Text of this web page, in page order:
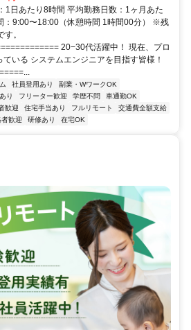
1日あたり8時間 平均勤務日数：1ヶ月あた
：9:00〜18:00（休憩時間 1時間00分） ※残
。
20−30代活躍中！ 現在、プロ
いる システムエンジニアを目指す皆様！
社員登用あり
副業・WワークOK
り フリーター歓迎 学歴不問
車通勤OK
歓迎 住宅手当あり フルリモート
交通費全額支給
歓迎 研修あり 在宅OK